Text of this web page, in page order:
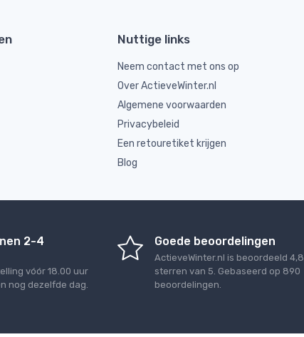
Nuttige links
Neem contact met ons op
Over ActieveWinter.nl
Algemene voorwaarden
Privacybeleid
Een retouretiket krijgen
Blog
2-4
vóór 18.00 uur
nog dezelfde dag.
Goede beoordelingen
ActieveWinter.nl is beoordeeld 4,8
sterren van 5. Gebaseerd op 890
beoordelingen.